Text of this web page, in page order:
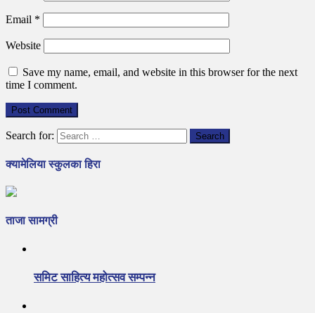
Email *
Website
Save my name, email, and website in this browser for the next
time I comment.
Search for:
क्यामेलिया स्कुलका हिरा
ताजा सामग्री
समिट साहित्य महोत्सव सम्पन्न